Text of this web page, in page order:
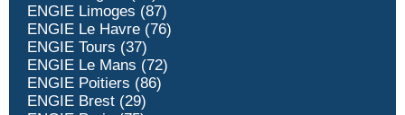
ENGIE Limoges (87)
ENGIE Le Havre (76)
ENGIE Tours (37)
ENGIE Le Mans (72)
ENGIE Poitiers (86)
ENGIE Brest (29)